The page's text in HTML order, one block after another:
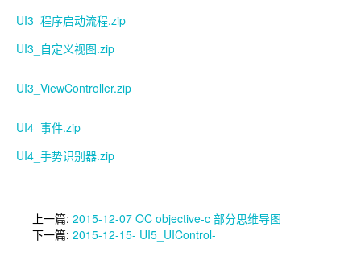
UI3_程序启动流程.zip
UI3_自定义视图.zip
UI3_ViewController.zip
UI4_事件.zip
UI4_手势识别器.zip
上一篇: 2015-12-07 OC objective-c 部分思维导图
下一篇: 2015-12-15- UI5_UIControl-